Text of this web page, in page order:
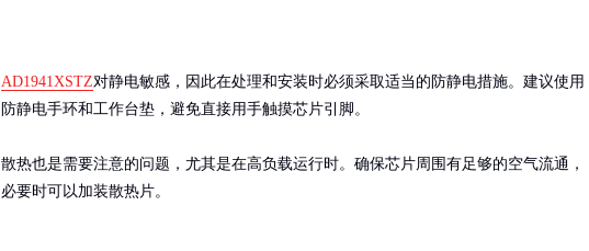
AD1941XSTZ对静电敏感，因此在处理和安装时必须采取适当的防静电措施。建议使用
防静电手环和工作台垫，避免直接用手触摸芯片引脚。
散热也是需要注意的问题，尤其是在高负载运行时。确保芯片周围有足够的空气流通，
必要时可以加装散热片。